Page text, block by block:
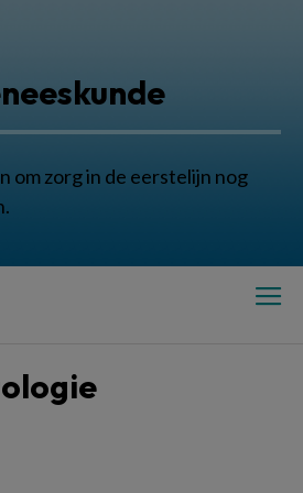
om zorg in de eerstelijn nog